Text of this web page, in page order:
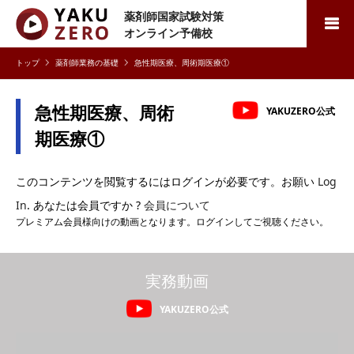
薬剤師国家試験対策
オンライン予備校
検索
薬剤師業務の基礎 急性期医療、周術期医療①
急性期医療、周術
期医療①
YAKUZERO公式
このコンテンツを閲覧するにはログインが必要です。お願い Log
In. あなたは会員ですか ? 会員について
プレミアム会員様向けの動画となります。ログインしてご視聴ください。
YAKUZERO公式
実務動画